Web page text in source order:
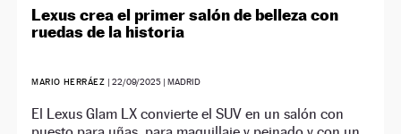
Lexus crea el primer salón de belleza con
ruedas de la historia
MARIO HERRÁEZ | 22/09/2025| MADRID
El Lexus Glam LX convierte el SUV en un salón con